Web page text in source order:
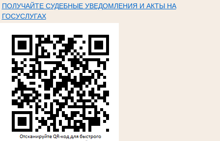
ПОЛУЧАЙТЕ СУДЕБНЫЕ УВЕДОМЛЕНИЯ И АКТЫ НА
ГОСУСЛУГАХ